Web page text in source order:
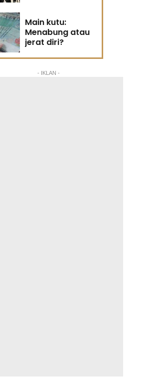
Main kutu:
Menabung atau
jerat diri?
- IKLAN -